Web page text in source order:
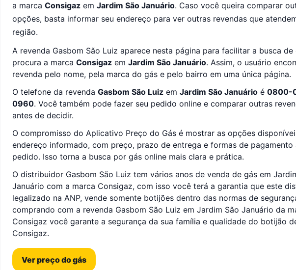
a marca Consigaz em Jardim São Januário. Caso você queira comparar
opções, basta informar seu endereço para ver outras revendas que
região.
A revenda Gasbom São Luiz aparece nesta página para facilitar a busca de
procura a marca Consigaz em Jardim São Januário. Assim, o usuário
revenda pelo nome, pela marca do gás e pelo bairro em uma única página.
O telefone da revenda Gasbom São Luiz em Jardim São Januário é 0800-
0960. Você também pode fazer seu pedido online e comparar outras
antes de decidir.
O compromisso do Aplicativo Preço do Gás é mostrar as opções
endereço informado, com preço, prazo de entrega e formas de pagamento
pedido. Isso torna a busca por gás online mais clara e prática.
O distribuidor Gasbom São Luiz tem vários anos de venda de gás em
Januário com a marca Consigaz, com isso você terá a garantia que este
legalizado na ANP, vende somente botijões dentro das normas de
comprando com a revenda Gasbom São Luiz em Jardim São Januário da
Consigaz você garante a segurança da sua família e qualidade do botijão
Consigaz.
Ver preço do gás